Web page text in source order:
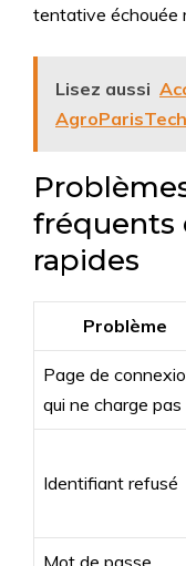
tentative échouée
Lisez aussi
AgroParisTech
fréquents
rapides
Problème
Page de
qui ne charge pas
Identifiant refusé